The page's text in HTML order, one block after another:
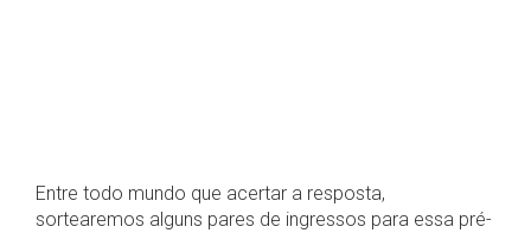
Entre todo mundo que acertar a resposta,
sortearemos alguns pares de ingressos para essa pré-